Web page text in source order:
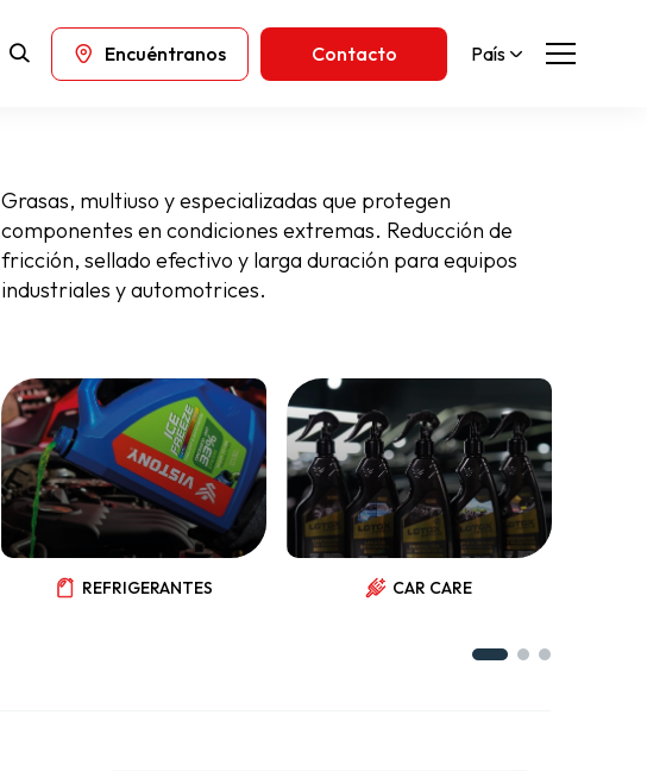
Encuéntranos Contacto País
Grasas, multiuso y especializadas que protegen
componentes en condiciones extremas. Reducción de
fricción, sellado efectivo y larga duración para equipos
industriales y automotrices.
REFRIGERANTES CAR CARE